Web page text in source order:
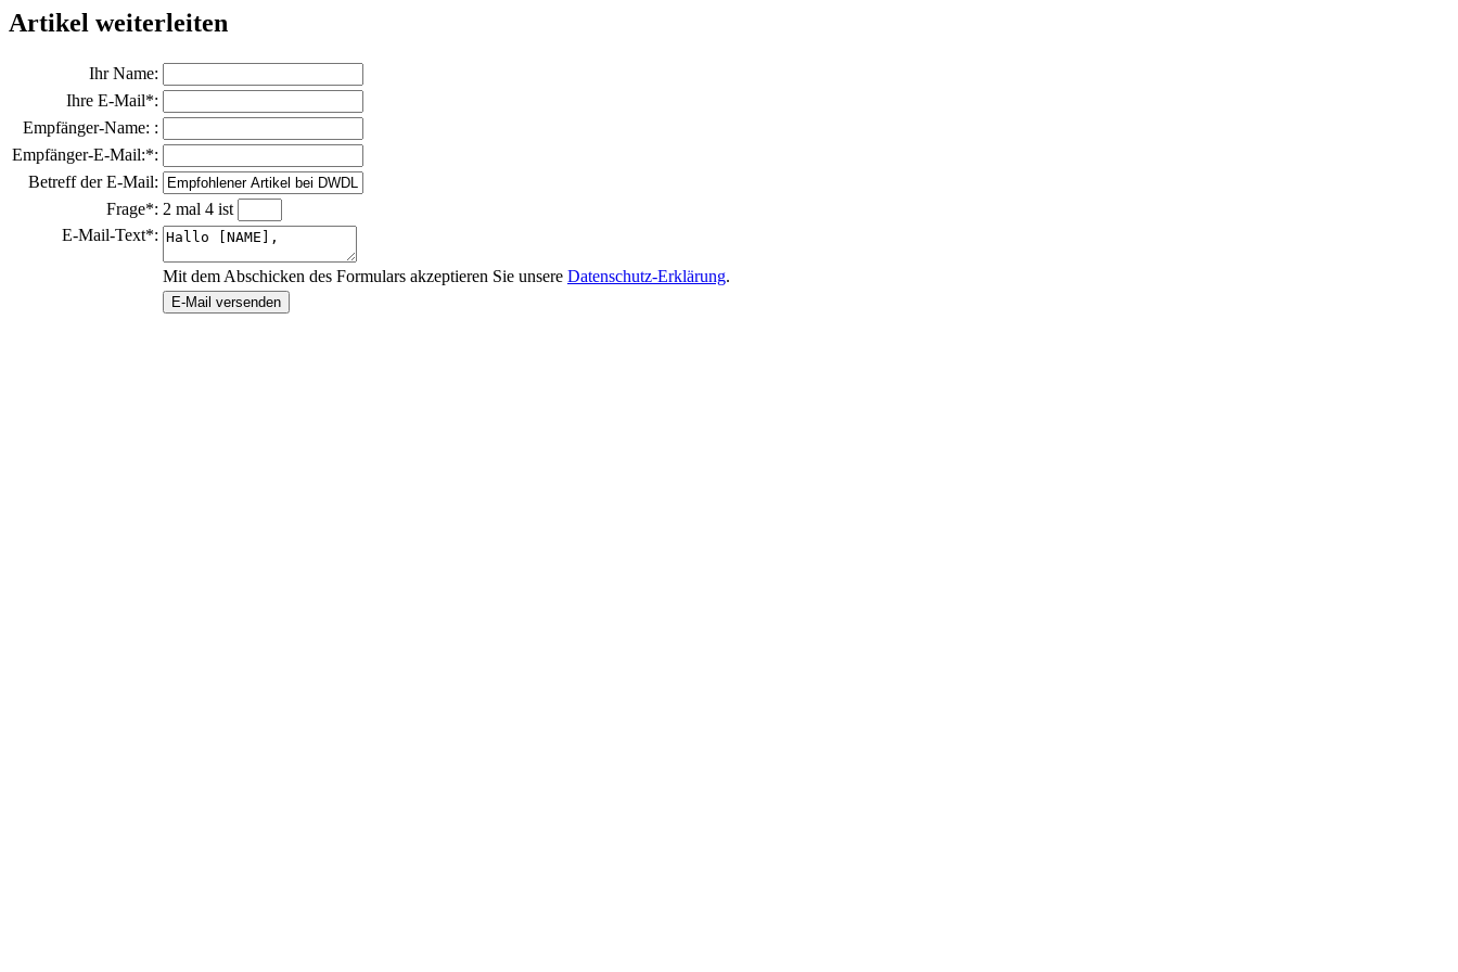
Artikel weiterleiten
Ihr Name:
Ihre E-Mail*:
Empfänger-Name: :
Empfänger-E-Mail:*:
Betreff der E-Mail:
Frage*: 2 mal 4 ist
E-Mail-Text*:
Mit dem Abschicken des Formulars akzeptieren Sie unsere Datenschutz-Erklärung.
E-Mail versenden